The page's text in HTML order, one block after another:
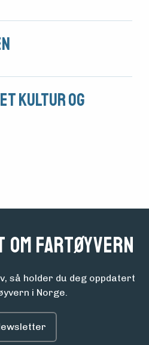
kultur og
om fartøyvern
så holder du deg oppdatert
i Norge.